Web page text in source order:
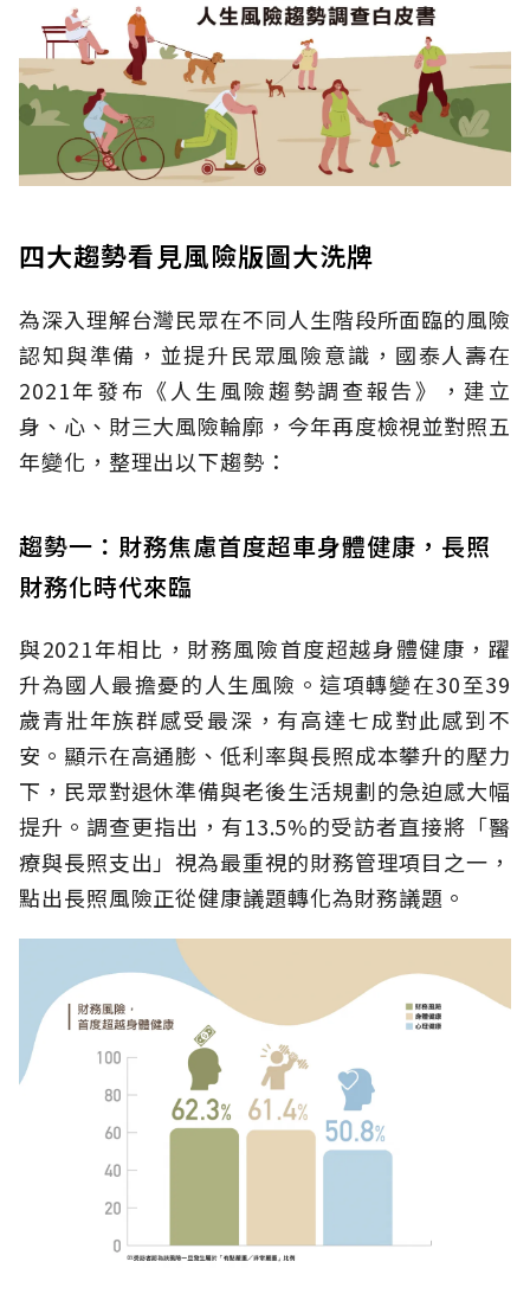
四大趨勢看見風險版圖大洗牌
為深入理解台灣民眾在不同人生階段所面臨的風險
認知與準備，並提升民眾風險意識，國泰人壽在
2021年發布《人生風險趨勢調查報告》，建立
身、心、財三大風險輪廓，今年再度檢視並對照五
年變化，整理出以下趨勢：
趨勢一：財務焦慮首度超車身體健康，長照
財務化時代來臨
與2021年相比，財務風險首度超越身體健康，躍
升為國人最擔憂的人生風險。這項轉變在30至39
歲青壯年族群感受最深，有高達七成對此感到不
安。顯示在高通膨、低利率與長照成本攀升的壓力
下，民眾對退休準備與老後生活規劃的急迫感大幅
提升。調查更指出，有13.5%的受訪者直接將「醫
療與長照支出」視為最重視的財務管理項目之一，
點出長照風險正從健康議題轉化為財務議題。